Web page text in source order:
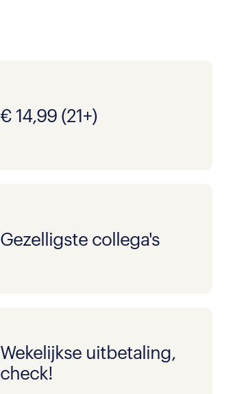
€ 14,99 (21+)
Gezelligste collega's
Wekelijkse uitbetaling,
check!